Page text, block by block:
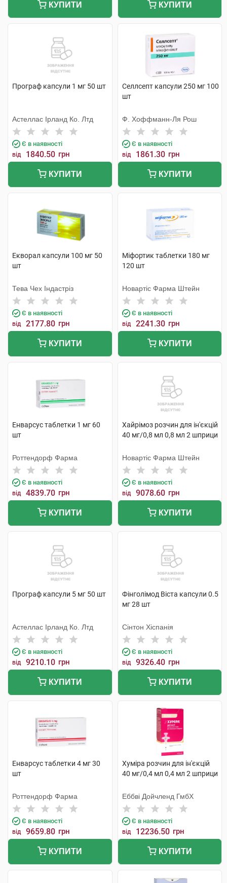
КУПИТИ КУПИТИ
Програф капсули 1 мг 50 шт
Астеллас Ірланд Ко. Лтд
Є в наявності
від 1840.50 грн
КУПИТИ
Селлсепт капсули 250 мг 100
шт
Ф. Хоффманн-Ля Рош
Є в наявності
від 1861.30 грн
КУПИТИ
Екворал капсули 100 мг 50
шт
Тева Чех Індастріз
Є в наявності
від 2177.80 грн
КУПИТИ
Міфортик таблетки 180 мг
120 шт
Новартіс Фарма Штейн
Є в наявності
від 2241.30 грн
КУПИТИ
Енварсус таблетки 1 мг 60
шт
Роттендорф Фарма
Є в наявності
від 4839.70 грн
КУПИТИ
Хайрімоз розчин для ін'єкцій
40 мг/0,8 мл 0,8 мл 2 шприци
Новартіс Фарма Штейн
Є в наявності
від 9078.60 грн
КУПИТИ
Програф капсули 5 мг 50 шт
Астеллас Ірланд Ко. Лтд
Є в наявності
від 9210.10 грн
КУПИТИ
Фінголімод Віста капсули 0.5
мг 28 шт
Сінтон Хіспанія
Є в наявності
від 9326.40 грн
КУПИТИ
Енварсус таблетки 4 мг 30
шт
Роттендорф Фарма
Є в наявності
від 9659.80 грн
КУПИТИ
Хуміра розчин для ін'єкцій
40 мг/0,4 мл 0,4 мл 2 шприци
Еббві Дойчленд ГмбХ
Є в наявності
від 12236.50 грн
КУПИТИ